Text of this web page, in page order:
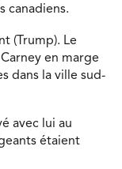
canadiens.
(Trump). Le
en marge
dans la ville sud-
avec lui au
étaient